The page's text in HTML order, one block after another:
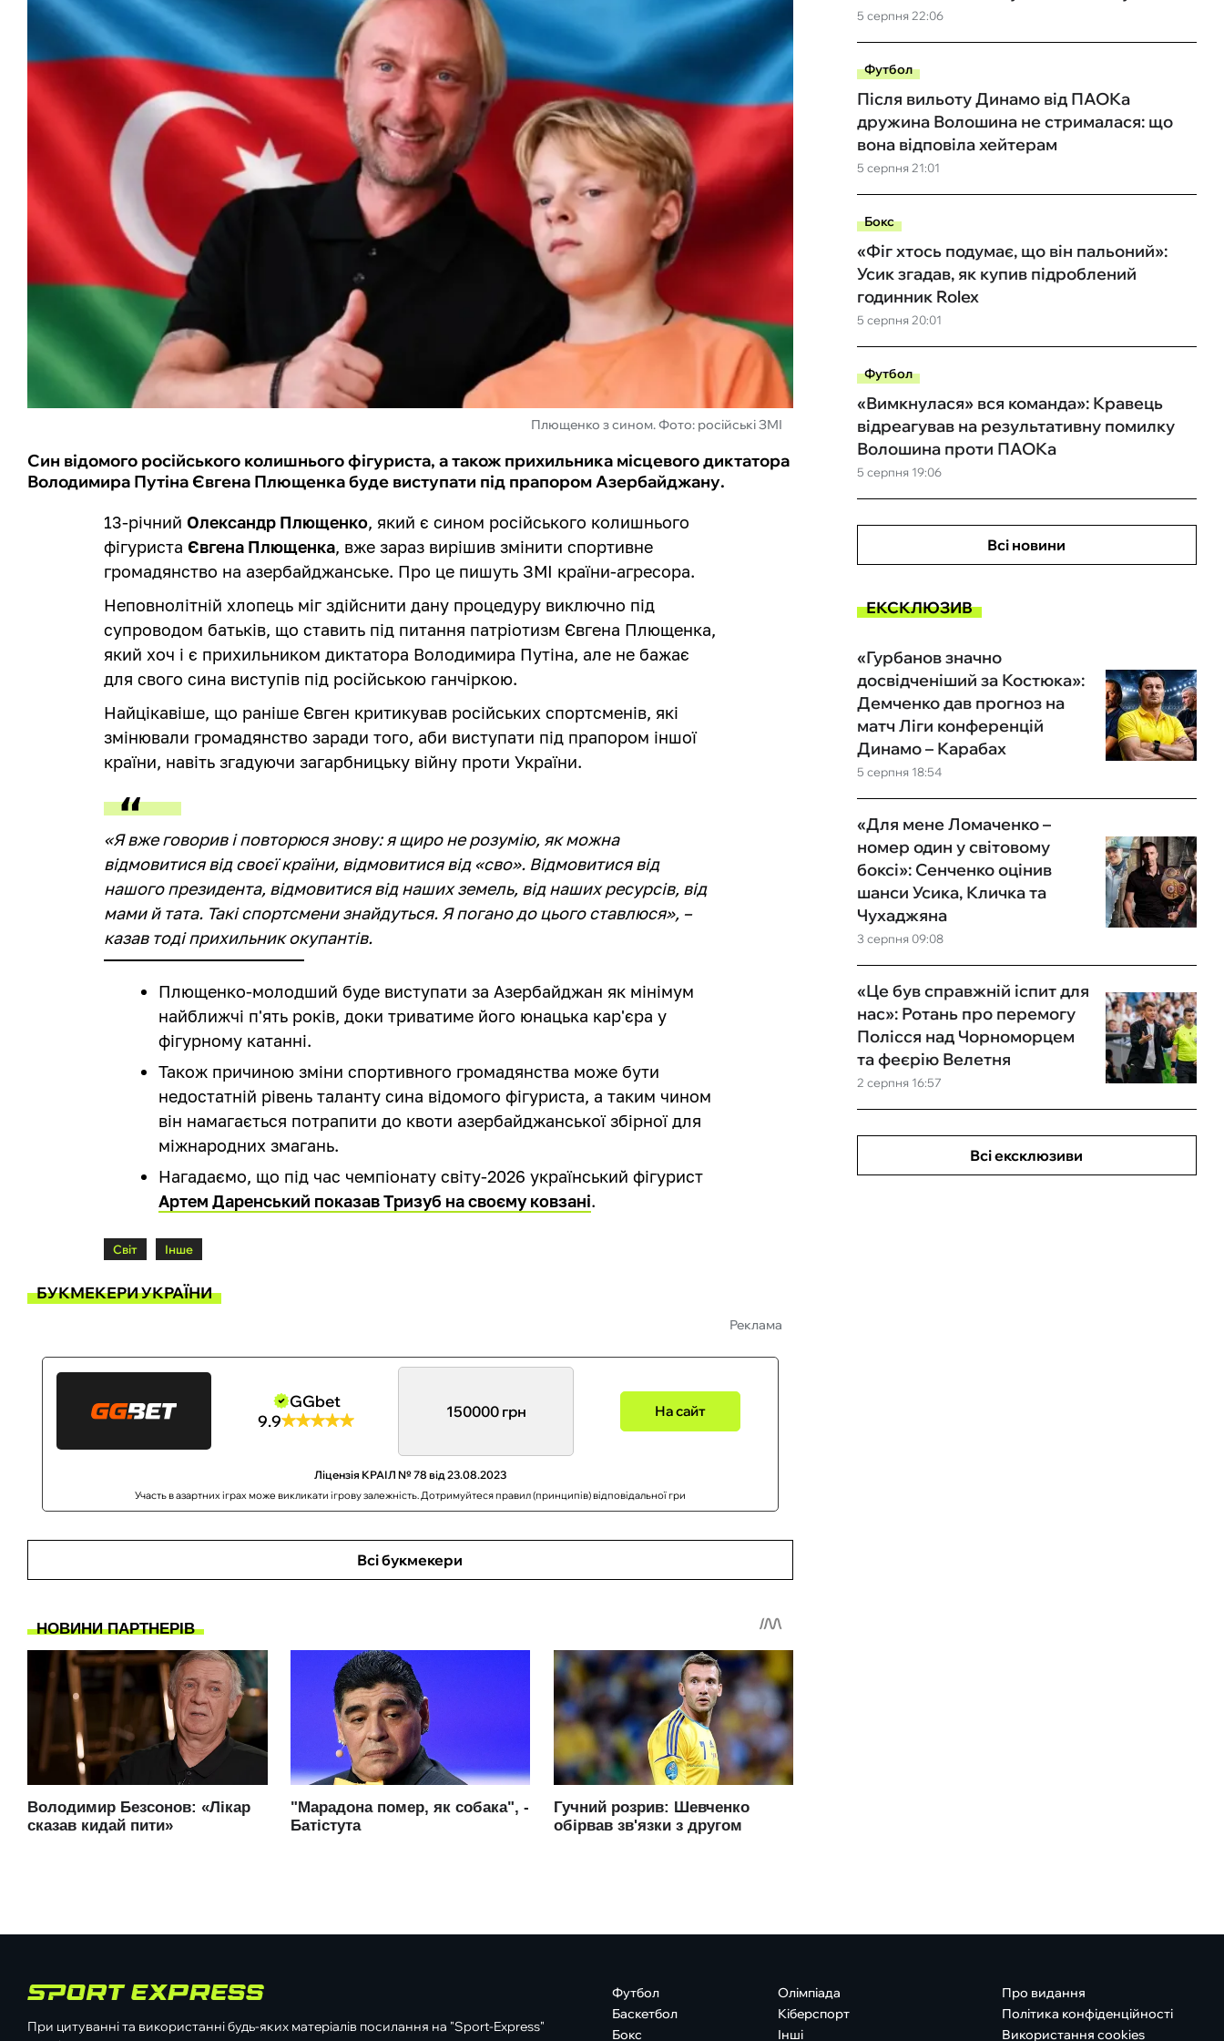
Плющенко з сином. Фото: російські ЗМІ
Син відомого російського колишнього фігуриста, а також прихильника місцевого диктатора
Володимира Путіна Євгена Плющенка буде виступати під прапором Азербайджану.
13-річний Олександр Плющенко, який є сином російського колишнього
фігуриста Євгена Плющенка, вже зараз вирішив змінити спортивне
громадянство на азербайджанське. Про це пишуть ЗМІ країни-агресора.
Неповнолітній хлопець міг здійснити дану процедуру виключно під
супроводом батьків, що ставить під питання патріотизм Євгена Плющенка,
який хоч і є прихильником диктатора Володимира Путіна, але не бажає
для свого сина виступів під російською ганчіркою.
Найцікавіше, що раніше Євген критикував російських спортсменів, які
змінювали громадянство заради того, аби виступати під прапором іншої
країни, навіть згадуючи загарбницьку війну проти України.
«Я вже говорив і повторюся знову: я щиро не розумію, як можна
відмовитися від своєї країни, відмовитися від «сво». Відмовитися від
нашого президента, відмовитися від наших земель, від наших ресурсів, від
мами й тата. Такі спортсмени знайдуться. Я погано до цього ставлюся», –
казав тоді прихильник окупантів.
Плющенко-молодший буде виступати за Азербайджан як мінімум
найближчі п'ять років, доки триватиме його юнацька кар'єра у
фігурному катанні.
Також причиною зміни спортивного громадянства може бути
недостатній рівень таланту сина відомого фігуриста, а таким чином
він намагається потрапити до квоти азербайджанської збірної для
міжнародних змагань.
Нагадаємо, що під час чемпіонату світу-2026 український фігурист
Артем Даренський показав Тризуб на своєму ковзані.
Світ Інше
БУКМЕКЕРИ УКРАЇНИ
Реклама
GGbet
9.9
150000 грн На сайт
Ліцензія КРАІЛ № 78 від 23.08.2023
Участь в азартних іграх може викликати ігрову залежність. Дотримуйтеся правил (принципів) відповідальної гри
Всі букмекери
5 серпня 22:06
Футбол
5 серпня 21:01
Після вильоту Динамо від ПАОКа
дружина Волошина не стрималася: що
вона відповіла хейтерам
Бокс
5 серпня 20:01
«Фіг хтось подумає, що він пальоний»:
Усик згадав, як купив підроблений
годинник Rolex
Футбол
5 серпня 19:06
«Вимкнулася» вся команда»: Кравець
відреагував на результативну помилку
Волошина проти ПАОКа
Всі новини
ЕКСКЛЮЗИВ
5 серпня 18:54
«Гурбанов значно
досвідченіший за Костюка»:
Демченко дав прогноз на
матч Ліги конференцій
Динамо – Карабах
3 серпня 09:08
«Для мене Ломаченко –
номер один у світовому
боксі»: Сенченко оцінив
шанси Усика, Кличка та
Чухаджяна
2 серпня 16:57
«Це був справжній іспит для
нас»: Ротань про перемогу
Полісся над Чорноморцем
та феєрію Велетня
Всі ексклюзиви
При цитуванні та використанні будь-яких матеріалів посилання на "Sport-Express"
Футбол
Баскетбол
Бокс
Олімпіада
Кіберспорт
Інші
Про видання
Політика конфіденційності
Використання cookies